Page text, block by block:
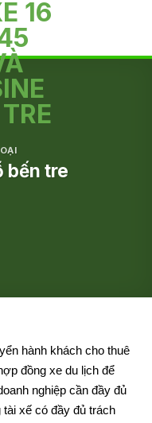
bến tre
hành khách cho thuê
đồng xe du lịch để
nghiệp cần đầy đủ
xế có đầy đủ trách